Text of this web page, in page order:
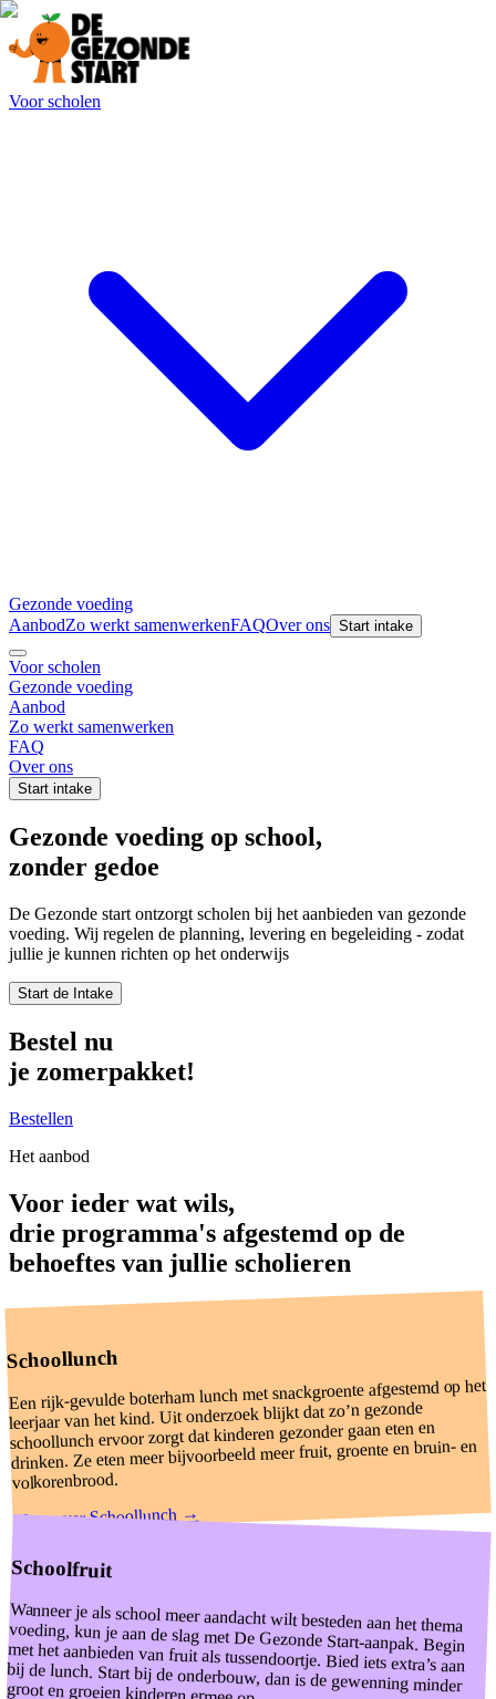
Voor scholen
Gezonde voeding
AanbodZo werkt samenwerkenFAQOver ons Start intake
Voor scholen
Gezonde voeding
Aanbod
Zo werkt samenwerken
FAQ
Over ons
Start intake
Gezonde voeding op school,
zonder gedoe
De Gezonde start ontzorgt scholen bij het aanbieden van gezonde
voeding. Wij regelen de planning, levering en begeleiding - zodat
jullie je kunnen richten op het onderwijs
Start de Intake
Bestel nu
je zomerpakket!
Bestellen
Het aanbod
Voor ieder wat wils,
drie programma's afgestemd op de
behoeftes van jullie scholieren
Schoollunch
Een rijk-gevulde boterham lunch met snackgroente afgestemd op het
leerjaar van het kind. Uit onderzoek blijkt dat zo’n gezonde
schoollunch ervoor zorgt dat kinderen gezonder gaan eten en
drinken. Ze eten meer bijvoorbeeld meer fruit, groente en bruin- en
volkorenbrood.
Meer overSchoollunch →
Schoolfruit
Wanneer je als school meer aandacht wilt besteden aan het thema
voeding, kun je aan de slag met De Gezonde Start-aanpak. Begin
met het aanbieden van fruit als tussendoortje. Bied iets extra’s aan
bij de lunch. Start bij de onderbouw, dan is de gewenning minder